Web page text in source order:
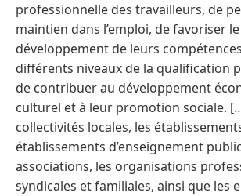
professionnelle des travailleurs, de
maintien dans l’emploi, de favoriser le
développement de leurs compétences
différents niveaux de la qualification
de contribuer au développement
culturel et à leur promotion sociale.
collectivités locales, les
établissements d’enseignement
associations, les organisations
syndicales et familiales, ainsi que les